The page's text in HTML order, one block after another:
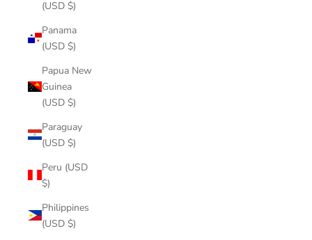
(USD $)
Panama
(USD $)
Papua New
Guinea
(USD $)
Paraguay
(USD $)
Peru (USD
$)
Philippines
(USD $)